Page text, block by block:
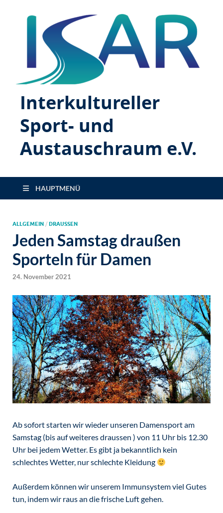
Interkultureller
Sport- und
Austauschraum e.V.
HAUPTMENÜ
ALLGEMEIN / DRAUSSEN
Jeden Samstag draußen
Sporteln für Damen
24. November 2021
Ab sofort starten wir wieder unseren Damensport am
Samstag (bis auf weiteres draussen ) von 11 Uhr bis 12.30
Uhr bei jedem Wetter. Es gibt ja bekanntlich kein
schlechtes Wetter, nur schlechte Kleidung
Außerdem können wir unserem Immunsystem viel Gutes
tun, indem wir raus an die frische Luft gehen.